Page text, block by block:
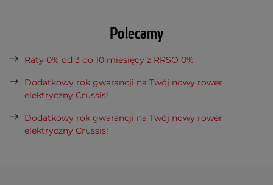
Polecamy
Raty 0% od 3 do 10 miesięcy z RRSO 0%
Dodatkowy rok gwarancji na Twój nowy rower
elektryczny Crussis!
Dodatkowy rok gwarancji na Twój nowy rower
elektryczny Crussis!